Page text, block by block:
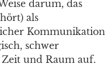
darum, das
als
Kommunikation
schwer
Zeit und Raum auf.